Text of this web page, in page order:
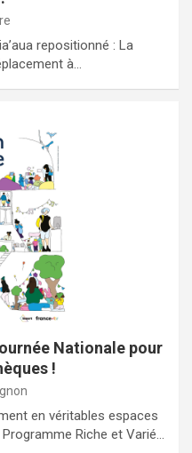
repositionné : La
à…
Nationale pour
!
en véritables espaces
Riche et Varié…